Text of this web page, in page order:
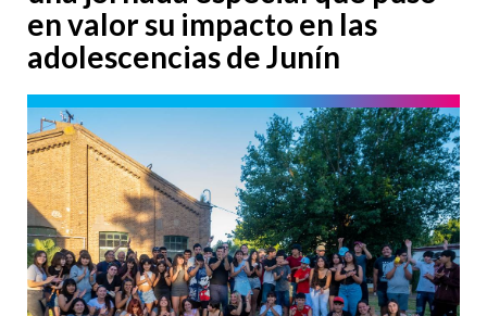
en valor su impacto en las
adolescencias de Junín